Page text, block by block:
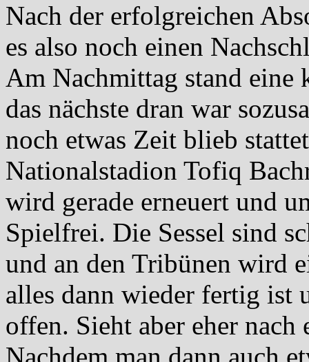
Nach der erfolgreichen
es also noch einen
Am Nachmittag stand
das nächste dran war
noch etwas Zeit blieb
Nationalstadion Tofiq
wird gerade erneuert und
Spielfrei. Die Sessel sind
und an den Tribünen wird
alles dann wieder fertig ist
offen. Sieht aber eher